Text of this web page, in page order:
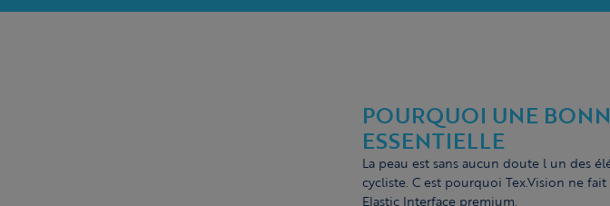
POURQUOI UNE
ESSENTIELLE
La peau est sans aucun doute l un des
cycliste. C est pourquoi Tex.Vision ne
Elastic Interface premium.